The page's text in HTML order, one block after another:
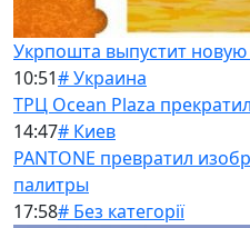
Укрпошта выпустит
10:51# Украина
ТРЦ Ocean Plaza
14:47# Киев
PANTONE превратил
палитры
17:58# Без категорії